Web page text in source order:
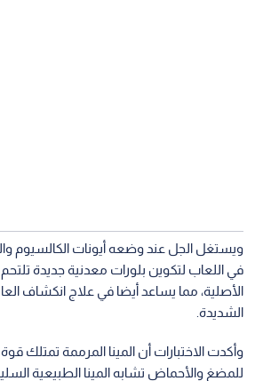
ويستغل الجل عند وضعه أيونات الكالسيوم
في اللعاب لتكوين بلورات معدنية جديدة
الأصلية، مما يساعد أيضا في علاج انكشاف
الشديدة.
وأكدت الاختبارات أن المينا المرممة تمتلك
للمضغ والأحماض تشابه المينا الطبيعية